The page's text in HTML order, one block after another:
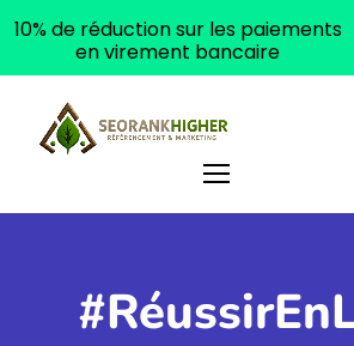
10% de réduction sur les paiements
en virement bancaire